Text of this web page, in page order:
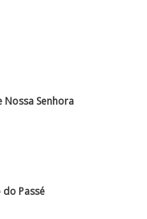
Senhora
do Passé